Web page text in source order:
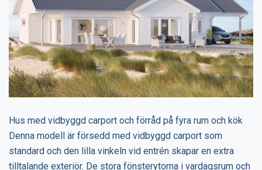
Hus med vidbyggd carport och förråd på fyra rum och kök
Denna modell är försedd med vidbyggd carport som
standard och den lilla vinkeln vid entrén skapar en extra
tilltalande exteriör. De stora fönsterytorna i vardagsrum och